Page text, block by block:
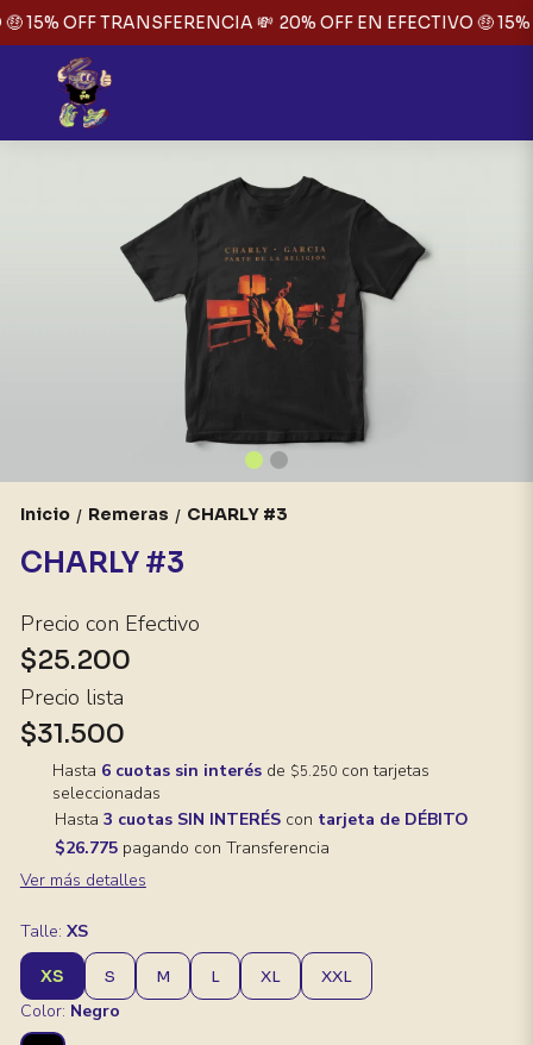
15% OFF TRANSFERENCIA 💸 20% OFF EN EFECTIVO 🤑
Inicio / Remeras / CHARLY #3
CHARLY #3
Precio con Efectivo
$25.200
Precio lista
$31.500
Hasta 6 cuotas sin interés de $5.250 con tarjetas
seleccionadas
Hasta 3 cuotas SIN INTERÉScon tarjeta de DÉBITO
$26.775pagando con Transferencia
Ver más detalles
Talle: XS
XS S M L XL XXL
Color: Negro